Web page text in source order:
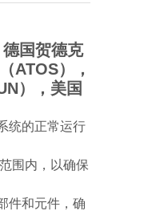
国贺德克
ATOS），
），美国
统的正常运行
围内，以确保
件和元件，确